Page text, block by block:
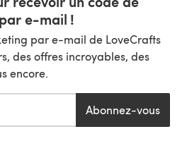
e-mail !
par e-mail de LoveCrafts
des offres incroyables, des
encore.
Abonnez-vous